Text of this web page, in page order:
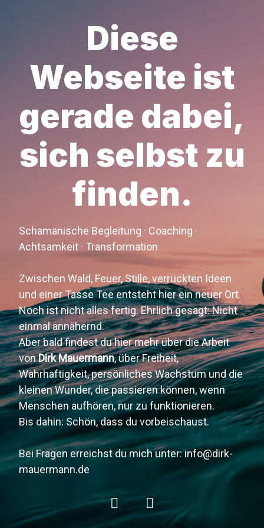
Diese
Webseite ist
gerade dabei,
sich selbst zu
finden.
Schamanische Begleitung · Coaching ·
Achtsamkeit · Transformation
Zwischen Wald, Feuer, Stille, verrückten Ideen
und einer Tasse Tee entsteht hier ein neuer Ort.
Noch ist nicht alles fertig. Ehrlich gesagt: Nicht
einmal annähernd.
Aber bald findest du hier mehr über die Arbeit
vonDirk Mauermann, über Freiheit,
Wahrhaftigkeit, persönliches Wachstum und die
kleinen Wunder, die passieren können, wenn
Menschen aufhören, nur zu funktionieren.
Bis dahin: Schön, dass du vorbeischaust.
Bei Fragen erreichst du mich unter: info@dirk-
mauermann.de